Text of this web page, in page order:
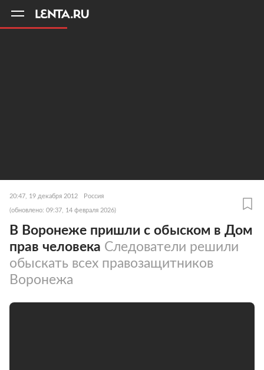
20:47, 19 декабря 2012 Россия
(обновлено: 09:37, 14 февраля 2026)
В Воронеже пришли с обыском в Дом
прав человека Следователи решили
обыскать всех правозащитников
Воронежа